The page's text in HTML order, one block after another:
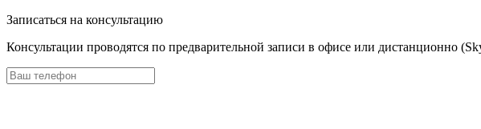
Записаться на консультацию
Консультации проводятся по предварительной записи в офисе или дистанционно